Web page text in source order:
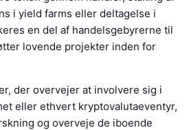
i yield farms eller deltagelse i
en del af handelsgebyrerne til
lovende projekter inden for
der overvejer at involvere sig i
eller ethvert kryptovalutaeventyr,
og overveje de iboende